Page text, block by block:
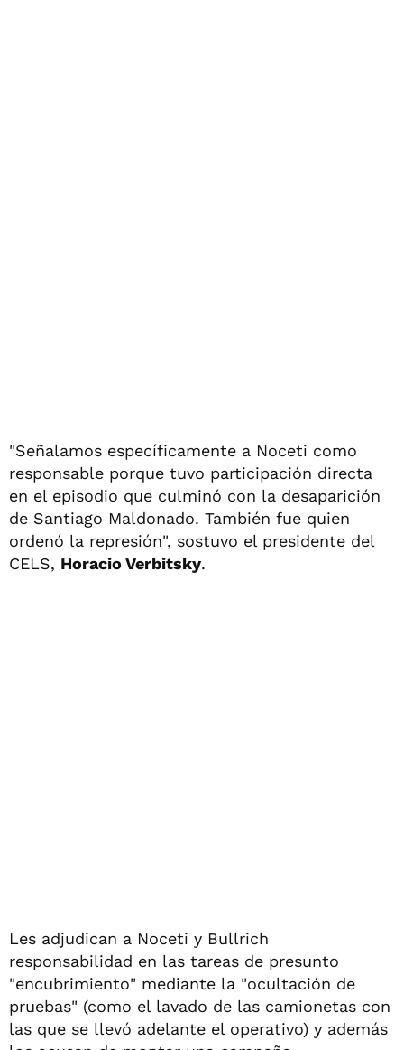
"Señalamos específicamente a Noceti como
responsable porque tuvo participación directa
en el episodio que culminó con la desaparición
de Santiago Maldonado. También fue quien
ordenó la represión", sostuvo el presidente del
CELS, Horacio Verbitsky.
Les adjudican a Noceti y Bullrich
responsabilidad en las tareas de presunto
"encubrimiento" mediante la "ocultación de
pruebas" (como el lavado de las camionetas con
las que se llevó adelante el operativo) y además